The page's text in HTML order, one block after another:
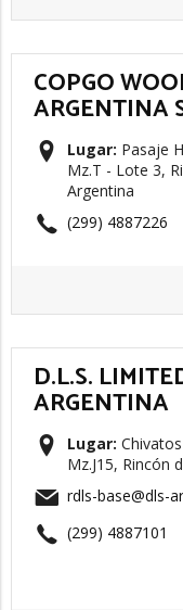
COPGO
ARGENTINA
Lugar: Pasaje
Mz.T - Lote 3,
Argentina
(299) 4887226
D.L.S.
ARGENTINA
Lugar:
Mz.J15, Rincón
rdls-base@dls-
(299) 4887101